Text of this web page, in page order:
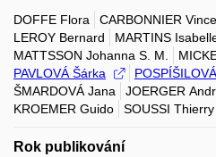
DOFFE Flora CARBONNIER
LEROY Bernard
MARTINS
MATTSSON Johanna S. M.
PAVLOVÁ Šárka
ŠMARDOVÁ Jana
JOERGER
KROEMER Guido
SOUSSI Thierry
Rok publikování